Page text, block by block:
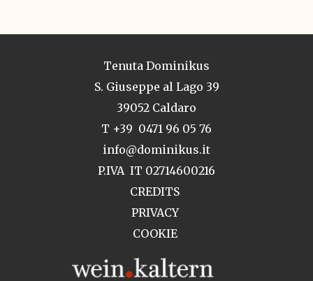
Tenuta Dominikus
S. Giuseppe al Lago 39
39052 Caldaro
T +39 0471 96 05 76
info@dominikus.it
P.IVA IT 02714600216
CREDITS
PRIVACY
COOKIE